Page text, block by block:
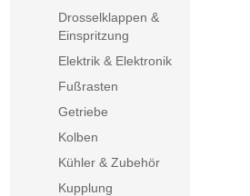
Drosselklappen &
Einspritzung
Elektrik & Elektronik
Fußrasten
Getriebe
Kolben
Kühler & Zubehör
Kupplung